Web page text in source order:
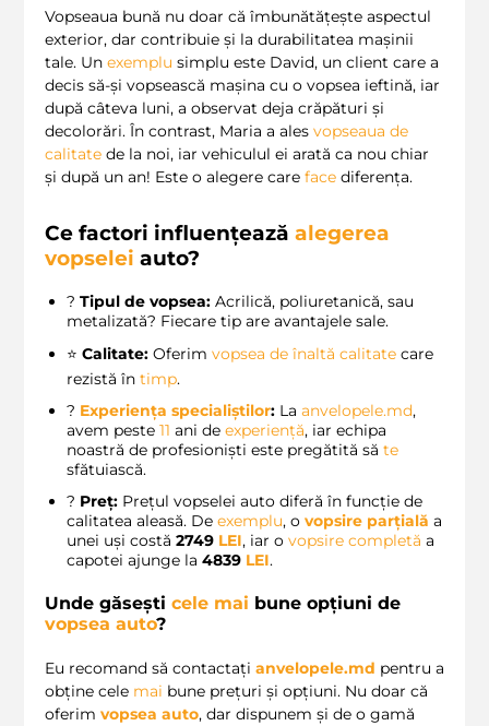
Vopseaua bună nu doar că îmbunătățește aspectul
exterior, dar contribuie și la durabilitatea mașinii
tale. Un exemplu simplu este David, un client care a
decis să-și vopsească mașina cu o vopsea ieftină, iar
după câteva luni, a observat deja crăpături și
decolorări. În contrast, Maria a ales vopseaua de
calitate de la noi, iar vehiculul ei arată ca nou chiar
și după un an! Este o alegere care face diferența.
Ce factori influențează alegerea
vopselei auto?
? Tipul de vopsea: Acrilică, poliuretanică, sau
metalizată? Fiecare tip are avantajele sale.
⭐ Calitate: Oferim vopsea de înaltă calitate care
rezistă în timp.
?️ Experiența specialiștilor: La anvelopele.md,
avem peste 11 ani de experiență, iar echipa
noastră de profesioniști este pregătită să te
sfătuiască.
? Preț: Prețul vopselei auto diferă în funcție de
calitatea aleasă. De exemplu, o vopsire parțială a
unei uși costă 2749 LEI, iar o vopsire completă a
capotei ajunge la 4839 LEI.
Unde găsești cele mai bune opțiuni de
vopsea auto?
Eu recomand să contactați anvelopele.md pentru a
obține cele mai bune prețuri și opțiuni. Nu doar că
oferim vopsea auto, dar dispunem și de o gamă